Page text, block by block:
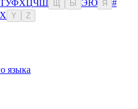
ТУФХЦЧШ Ы ЭЮ Я
#
X Y Z
языка